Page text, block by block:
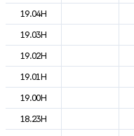
19.04H
19.03H
19.02H
19.01H
19.00H
18.23H